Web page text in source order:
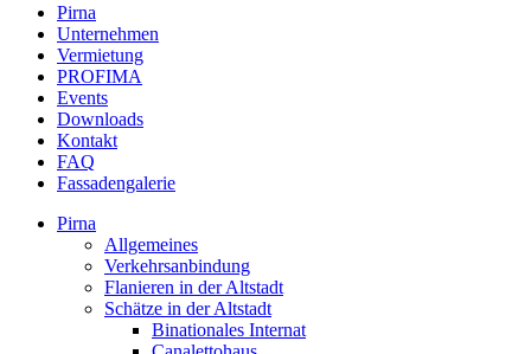
Pirna
Unternehmen
Vermietung
PROFIMA
Events
Downloads
Kontakt
FAQ
Fassadengalerie
Pirna
Allgemeines
Verkehrsanbindung
Flanieren in der Altstadt
Schätze in der Altstadt
Binationales Internat